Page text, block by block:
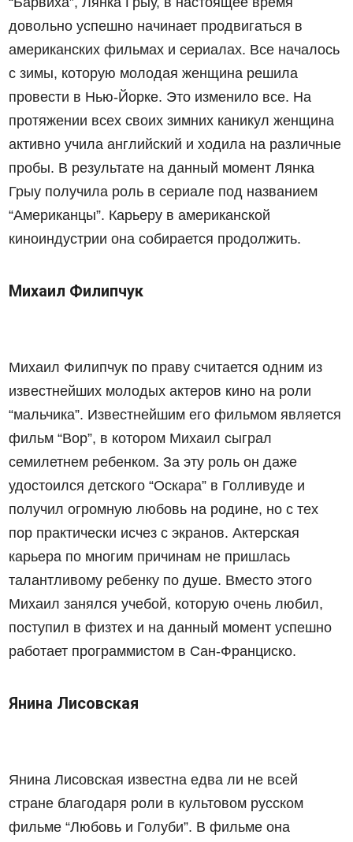
довольно успешно начинает продвигаться в
американских фильмах и сериалах. Все началось
с зимы, которую молодая женщина решила
провести в Нью-Йорке. Это изменило все. На
протяжении всех своих зимних каникул женщина
активно учила английский и ходила на различные
пробы. В результате на данный момент Лянка
Грыу получила роль в сериале под названием
“Американцы”. Карьеру в американской
киноиндустрии она собирается продолжить.
Михаил Филипчук
Михаил Филипчук по праву считается одним из
известнейших молодых актеров кино на роли
“мальчика”. Известнейшим его фильмом является
фильм “Вор”, в котором Михаил сыграл
семилетнем ребенком. За эту роль он даже
удостоился детского “Оскара” в Голливуде и
получил огромную любовь на родине, но с тех
пор практически исчез с экранов. Актерская
карьера по многим причинам не пришлась
талантливому ребенку по душе. Вместо этого
Михаил занялся учебой, которую очень любил,
поступил в физтех и на данный момент успешно
работает программистом в Сан-Франциско.
Янина Лисовская
Янина Лисовская известна едва ли не всей
стране благодаря роли в культовом русском
фильме “Любовь и Голуби”. В фильме она